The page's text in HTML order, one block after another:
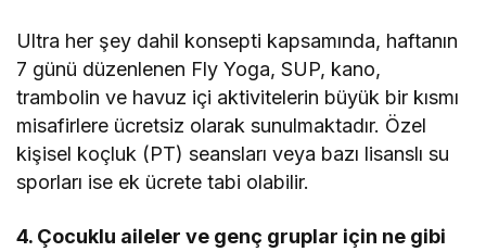
Ultra her şey dahil konsepti kapsamında, haftanın
7 günü düzenlenen Fly Yoga, SUP, kano,
trambolin ve havuz içi aktivitelerin büyük bir kısmı
misafirlere ücretsiz olarak sunulmaktadır. Özel
kişisel koçluk (PT) seansları veya bazı lisanslı su
sporları ise ek ücrete tabi olabilir.
4. Çocuklu aileler ve genç gruplar için ne gibi